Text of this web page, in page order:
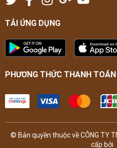
TẢI ỨNG DỤNG
PHƯƠNG THỨC THANH TOÁN
© Bản quyền thuộc về CÔNG TY
cấp bởi